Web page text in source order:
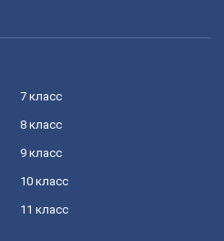
7 класс
8 класс
9 класс
10 класс
11 класс